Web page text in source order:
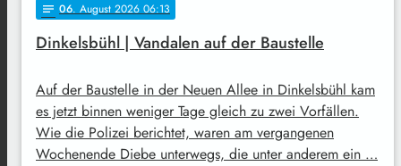
notes 06. August 2026 06:13
Dinkelsbühl | Vandalen auf der Baustelle
Auf der Baustelle in der Neuen Allee in Dinkelsbühl kam
es jetzt binnen weniger Tage gleich zu zwei Vorfällen.
Wie die Polizei berichtet, waren am vergangenen
Wochenende Diebe unterwegs, die unter anderem ein …